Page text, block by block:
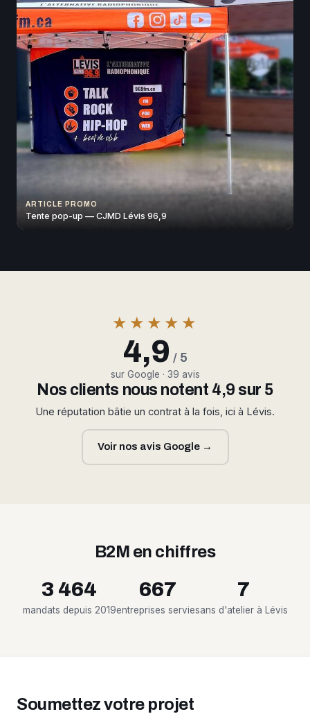
ARTICLE PROMO
Tente pop-up — CJMD Lévis 96,9
★★★★★
4,9 / 5
sur Google · 39 avis
Nos clients nous notent 4,9 sur 5
Une réputation bâtie un contrat à la fois, ici à Lévis.
Voir nos avis Google →
B2M en chiffres
3 464
mandats depuis 2019
667
entreprises servies
7
ans d'atelier à Lévis
Soumettez votre projet